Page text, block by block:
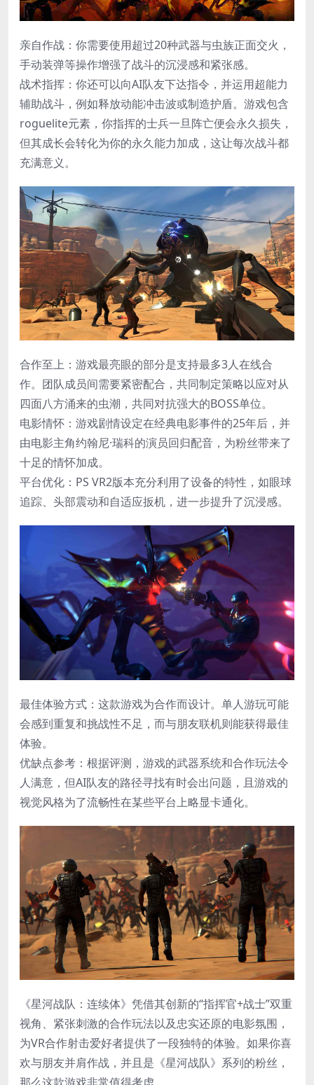
​亲自作战​：你需要使用超过20种武器与虫族正面交火，
手动装弹等操作增强了战斗的沉浸感和紧张感。
​战术指挥​：你还可以向AI队友下达指令，并运用超能力
辅助战斗，例如释放动能冲击波或制造护盾。游戏包含
roguelite元素，你指挥的士兵一旦阵亡便会永久损失，
但其成长会转化为你的永久能力加成，这让每次战斗都
充满意义。
合作至上​：游戏最亮眼的部分是支持最多3人在线合
作。团队成员间需要紧密配合，共同制定策略以应对从
四面八方涌来的虫潮，共同对抗强大的BOSS单位。
​电影情怀​：游戏剧情设定在经典电影事件的25年后，并
由电影主角约翰尼·瑞科的演员回归配音，为粉丝带来了
十足的情怀加成。
​平台优化​：PS VR2版本充分利用了设备的特性，如眼球
追踪、头部震动和自适应扳机，进一步提升了沉浸感。
最佳体验方式​：这款游戏为合作而设计。单人游玩可能
会感到重复和挑战性不足，而与朋友联机则能获得最佳
体验。
​优缺点参考​：根据评测，游戏的武器系统和合作玩法令
人满意，但AI队友的路径寻找有时会出问题，且游戏的
视觉风格为了流畅性在某些平台上略显卡通化。
《星河战队：连续体》凭借其创新的“指挥官+战士”双重
视角、紧张刺激的合作玩法以及忠实还原的电影氛围，
为VR合作射击爱好者提供了一段独特的体验。如果你喜
欢与朋友并肩作战，并且是《星河战队》系列的粉丝，